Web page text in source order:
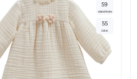
59
хвилин
53
сек